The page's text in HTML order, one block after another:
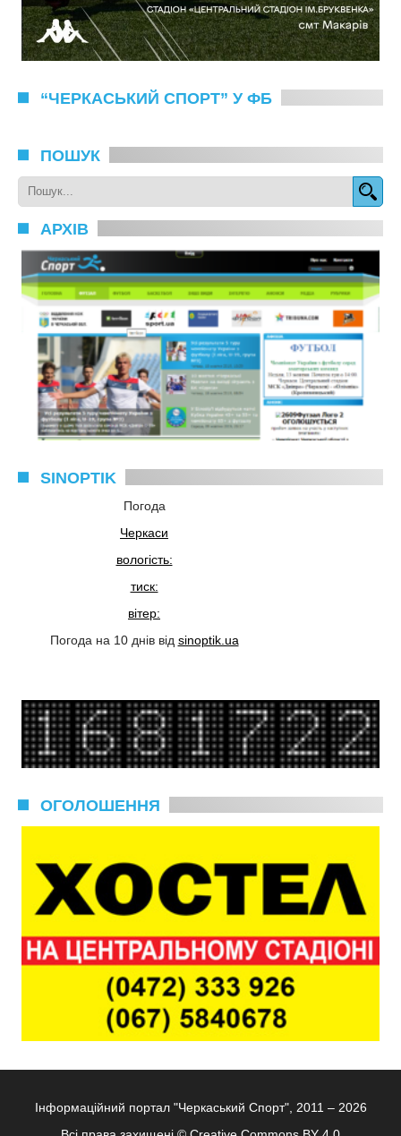
“ЧЕРКАСЬКИЙ СПОРТ” У ФБ
ПОШУК
АРХІВ
SINOPTIK
Погода
Черкаси
вологість:
тиск:
вітер:
Погода на 10 днів від sinoptik.ua
ОГОЛОШЕННЯ
Інформаційний портал "Черкаський Спорт", 2011 – 2026